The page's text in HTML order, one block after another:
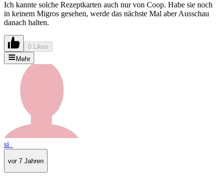
Ich kannte solche Rezeptkarten auch nur von Coop. Habe sie noch
in keinem Migros gesehen, werde das nächste Mal aber Ausschau
danach halten.
0 Likes
Mehr
si_
vor 7 Jahren